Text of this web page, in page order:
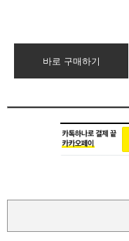
바로 구매하기